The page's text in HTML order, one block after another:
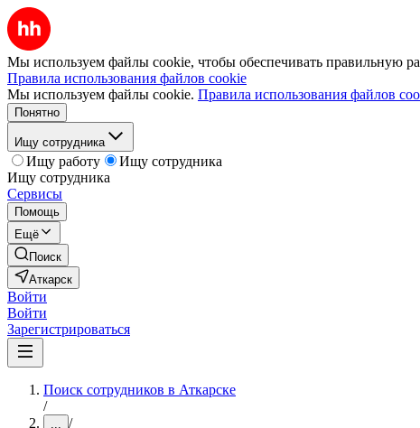
Мы используем файлы cookie, чтобы обеспечивать правильную
Правила использования файлов cookie
Мы используем файлы cookie. Правила использования файлов
Понятно
Ищу сотрудника
Ищу работу
Ищу сотрудника
Ищу сотрудника
Сервисы
Помощь
Ещё
Поиск
Аткарск
Войти
Войти
Зарегистрироваться
Поиск сотрудников в Аткарске
/
... /